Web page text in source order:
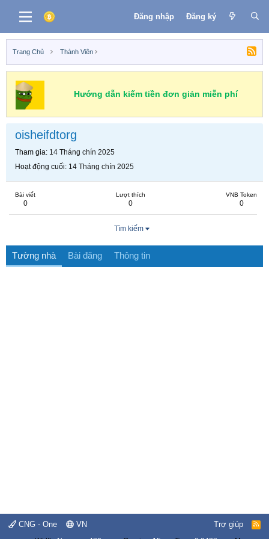
Đăng nhập Đăng ký
Trang Chủ Thành Viên
Hướng dẫn kiếm tiền đơn giản miễn phí
oisheifdtorg
Tham gia 14 Tháng chín 2025
Hoạt động cuối 14 Tháng chín 2025
Bài viết
0
Lượt thích
0
VNB Token
0
Tìm kiếm
Tường nhà Bài đăng Thông tin
CNG - One VN Trợ giúp
R